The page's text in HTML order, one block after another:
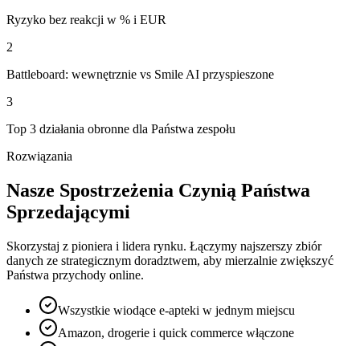
Ryzyko bez reakcji w % i EUR
2
Battleboard: wewnętrznie vs Smile AI przyspieszone
3
Top 3 działania obronne dla Państwa zespołu
Rozwiązania
Nasze Spostrzeżenia Czynią Państwa
Sprzedającymi
Skorzystaj z pioniera i lidera rynku. Łączymy najszerszy zbiór
danych ze strategicznym doradztwem, aby mierzalnie zwiększyć
Państwa przychody online.
Wszystkie wiodące e-apteki w jednym miejscu
Amazon, drogerie i quick commerce włączone